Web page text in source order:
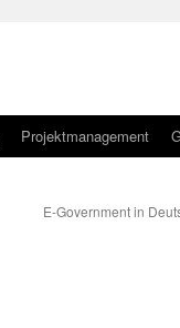
Projektmanagement
E-Government in